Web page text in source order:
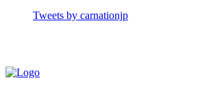
Tweets by carnationjp